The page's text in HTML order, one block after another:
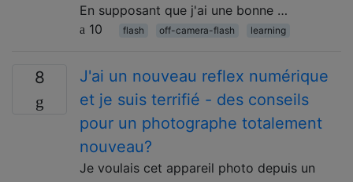
En supposant que j'ai une bonne …
10
flash off-camera-flash learning
8
J'ai un nouveau reflex numérique
et je suis terrifié - des conseils
pour un photographe totalement
nouveau?
Je voulais cet appareil photo depuis un